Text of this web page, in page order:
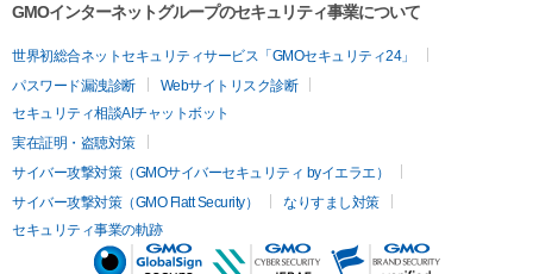
GMOインターネットグループのセキュリティ事業について
世界初総合ネットセキュリティサービス「GMOセキュリティ24」
パスワード漏洩診断
Webサイトリスク診断
セキュリティ相談AIチャットボット
実在証明・盗聴対策
サイバー攻撃対策（GMOサイバーセキュリティ byイエラエ）
サイバー攻撃対策（GMO Flatt Security）
なりすまし対策
セキュリティ事業の軌跡